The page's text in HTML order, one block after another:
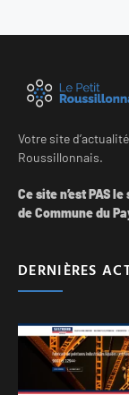
Votre site
Roussillonnais.
Ce site n’est PAS
de Commune du
DERNIÈRES